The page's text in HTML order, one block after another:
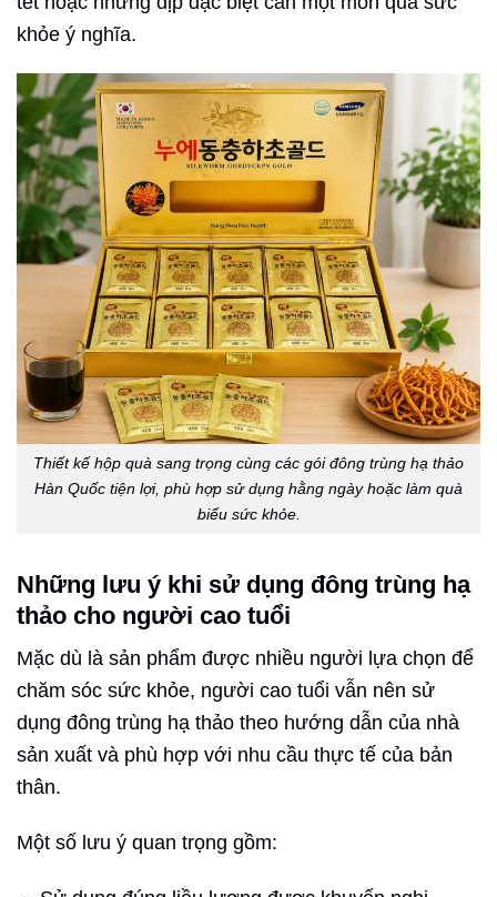
khỏe ý nghĩa.
Thiết kế hộp quà sang trọng cùng các gói đông trùng hạ thảo
Hàn Quốc tiện lợi, phù hợp sử dụng hằng ngày hoặc làm quà
biếu sức khỏe.
Những lưu ý khi sử dụng đông trùng hạ
thảo cho người cao tuổi
Mặc dù là sản phẩm được nhiều người lựa chọn để
chăm sóc sức khỏe, người cao tuổi vẫn nên sử
dụng đông trùng hạ thảo theo hướng dẫn của nhà
sản xuất và phù hợp với nhu cầu thực tế của bản
thân.
Một số lưu ý quan trọng gồm: